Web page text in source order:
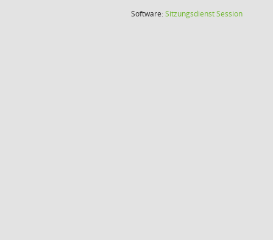
Software:SitzungsdienstSession(Wird in